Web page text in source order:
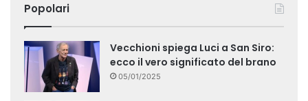
Popolari
Vecchioni spiega Luci a San Siro:
ecco il vero significato del brano
05/01/2025